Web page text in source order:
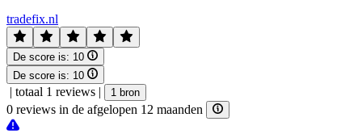
tradefix.nl
De score is: 10
De score is: 10
| totaal 1 reviews | 1 bron
0 reviews in de afgelopen 12 maanden